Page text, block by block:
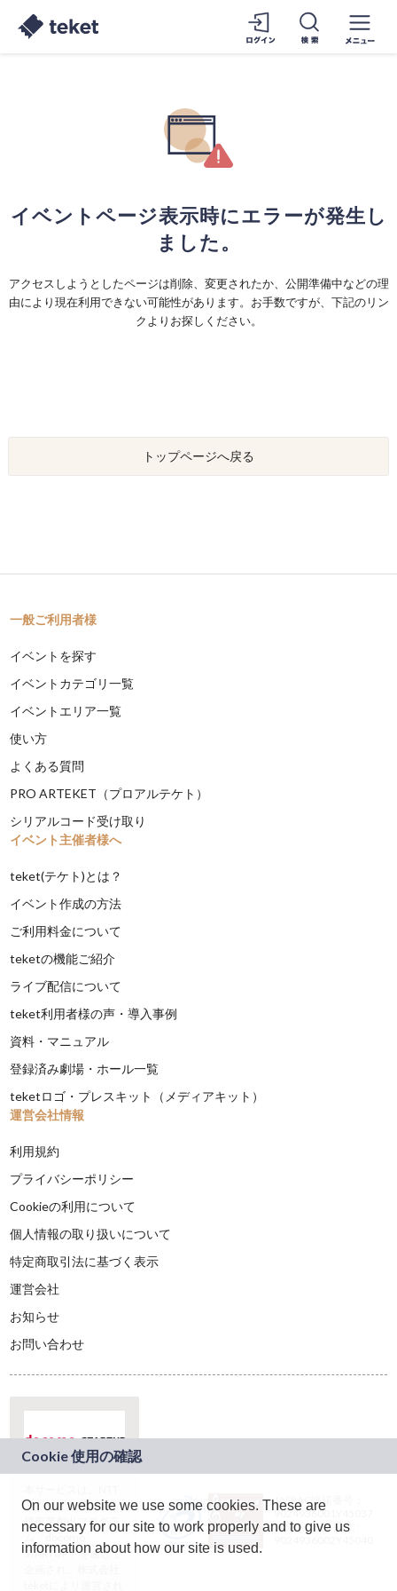
イベントページ表示時にエラーが発生し
ました。
アクセスしようとしたページは削除、変更されたか、公開準備中などの理
由により現在利用できない可能性があります。お手数ですが、下記のリン
クよりお探しください。
トップページへ戻る
一般ご利用者様
イベントを探す
イベントカテゴリ一覧
イベントエリア一覧
使い方
よくある質問
PRO ARTEKET（プロアルテケト）
シリアルコード受け取り
イベント主催者様へ
teket(テケト)とは？
イベント作成の方法
ご利用料金について
teketの機能ご紹介
ライブ配信について
teket利用者様の声・導入事例
資料・マニュアル
登録済み劇場・ホール一覧
teketロゴ・プレスキット（メディアキット）
運営会社情報
利用規約
プライバシーポリシー
Cookieの利用について
個人情報の取り扱いについて
特定商取引法に基づく表示
運営会社
お知らせ
お問い合わせ
ドコモグループの新
規事業創出プログラ
ム「docomo
STARTUP」を通じて
JASRAC許諾番号：
9024936001Y45037
JASRAC許諾番号：
On our website we use some cookies. These are
necessary for our site to work properly and to give us
information about how our site is used.